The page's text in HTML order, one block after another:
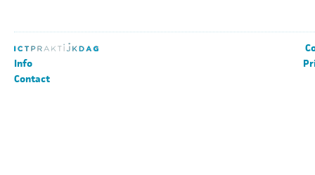
Info
Contact